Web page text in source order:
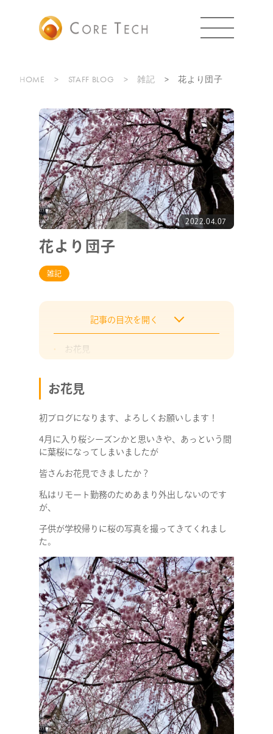
HOME STAFF BLOG 雑記 花より団子
2022.04.07
花より団子
雑記
記事の目次を開く
お花見
おすすめシーズン
お花見
初ブログになります、よろしくお願いします！
4月に入り桜シーズンかと思いきや、あっという間
に葉桜になってしまいましたが
皆さんお花見できましたか？
私はリモート勤務のためあまり外出しないのです
が、
子供が学校帰りに桜の写真を撮ってきてくれまし
た。